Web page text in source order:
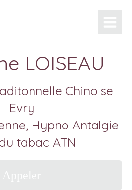
LOISEAU
Chinoise
Evry
Hypno Antalgie
tabac ATN
Appeler